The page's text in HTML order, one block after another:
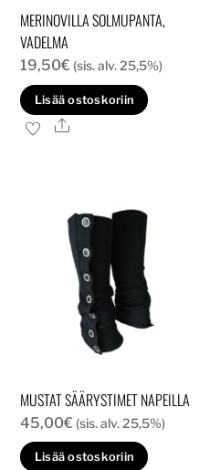
MERINOVILLA SOLMUPANTA,
VADELMA
19,50€ (sis. alv. 25,5%)
Lisää ostoskoriin
Ale
MUSTAT SÄÄRYSTIMET NAPEILLA
45,00€ (sis. alv. 25,5%)
Lisää ostoskoriin